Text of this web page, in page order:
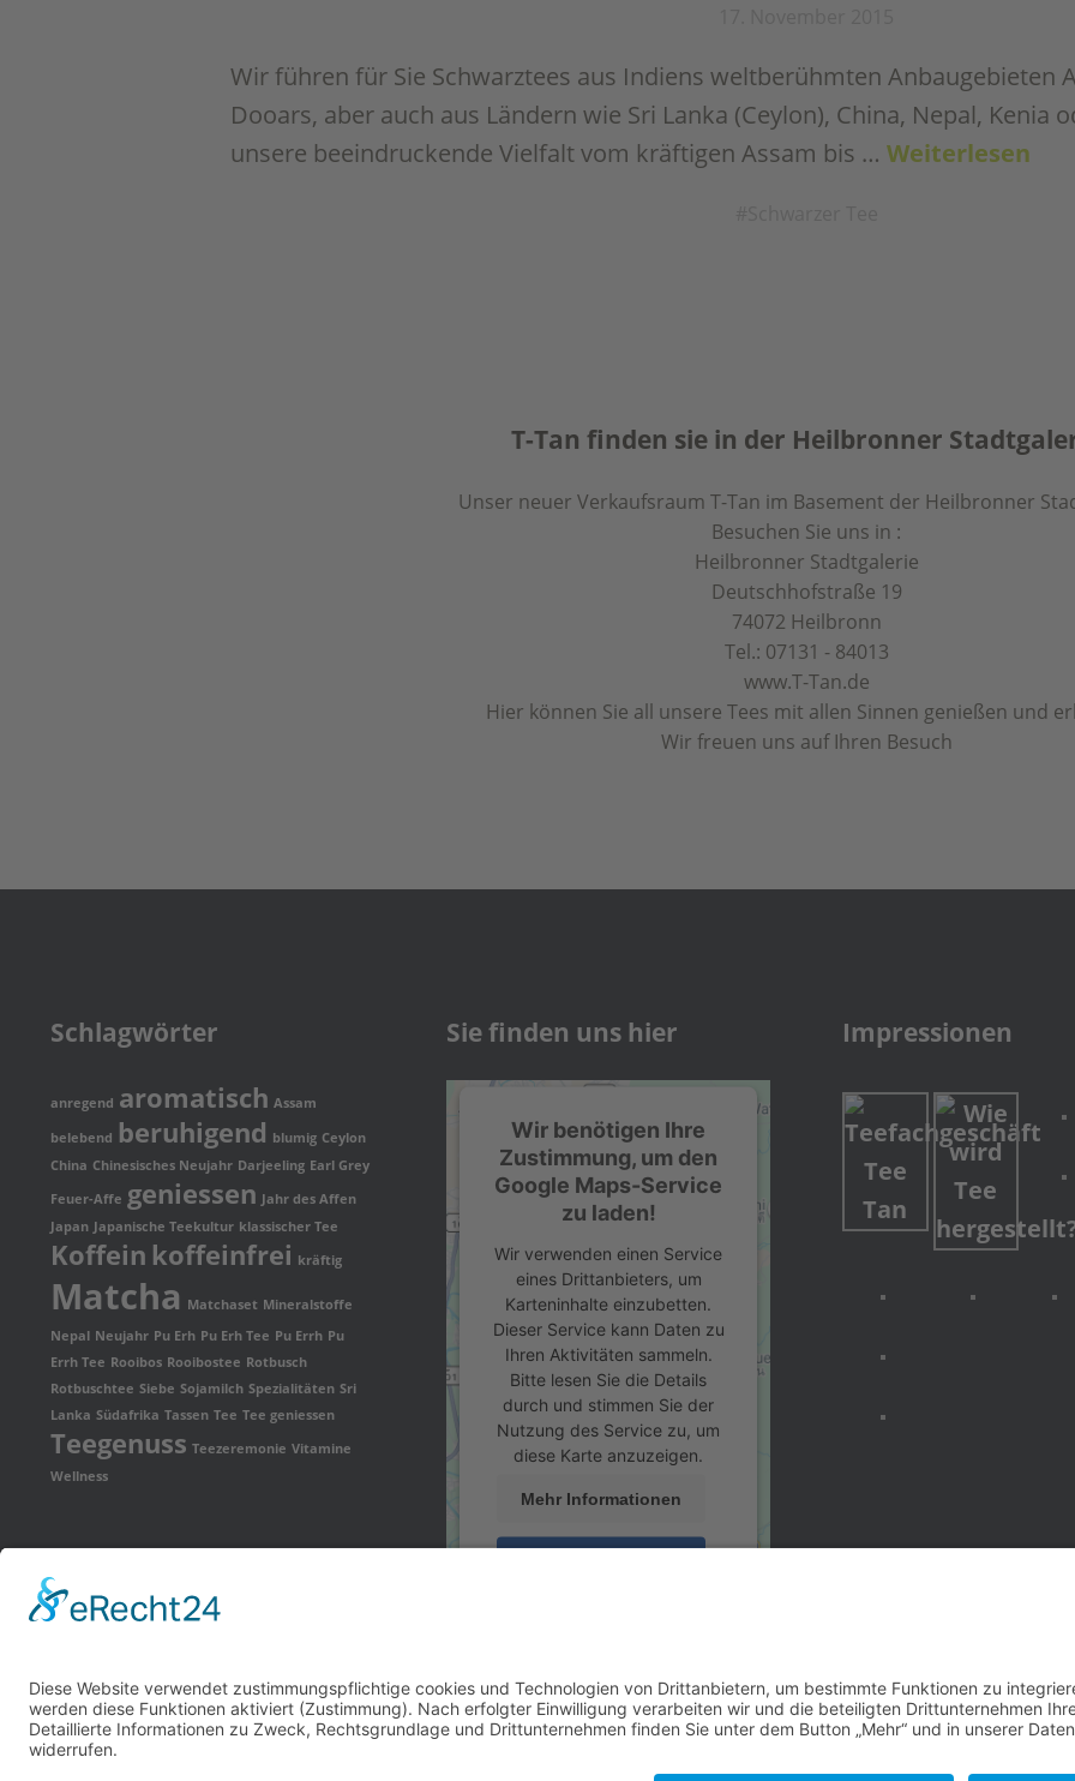
Wir führen für Sie Schwarztees aus Indiens weltberühmten Anbaugebieten
Dooars, aber auch aus Ländern wie Sri Lanka (Ceylon), China, Nepal, Kenia
unsere beeindruckende Vielfalt vom kräftigen Assam bis … Weiterlesen
T-Tan finden sie in der Heilbronner
Unser neuer Verkaufsraum T-Tan im Basement der Heilbronner
Besuchen Sie uns in :
Heilbronner Stadtgalerie
Deutschhofstraße 19
74072 Heilbronn
Tel.: 07131 - 84013
www.T-Tan.de
Hier können Sie all unsere Tees mit allen Sinnen genießen und
Wir freuen uns auf Ihren Besuch
Schlagwörter
anregend aromatisch Assam
belebend beruhigend blumig Ceylon
China Chinesisches Neujahr Darjeeling Earl Grey
Feuer-Affe geniessen Jahr des Affen
Japan Japanische Teekultur klassischer Tee
Koffein koffeinfrei kräftig
Matcha Matchaset Mineralstoffe
Nepal Neujahr Pu Erh Pu Erh Tee Pu Errh Pu
Errh Tee Rooibos Rooibostee Rotbusch
Rotbuschtee Siebe Sojamilch Spezialitäten Sri
Lanka Südafrika Tassen Tee Tee geniessen
Teegenuss Teezeremonie Vitamine
Wellness
Sie finden uns hier
Wir benötigen Ihre
Zustimmung, um den
Google Maps-Service
zu laden!
Wir verwenden einen Service
eines Drittanbieters, um
Karteninhalte einzubetten.
Dieser Service kann Daten zu
Ihren Aktivitäten sammeln.
Bitte lesen Sie die Details
durch und stimmen Sie der
Nutzung des Service zu, um
diese Karte anzuzeigen.
Mehr Informationen
Impressionen